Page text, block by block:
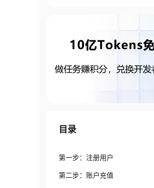
目录
第一步：注册用户
第二步：账户充值